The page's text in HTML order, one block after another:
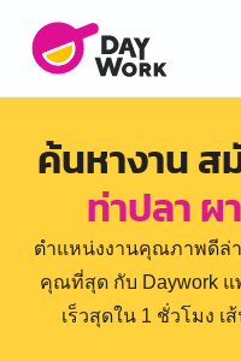
ค้นหางาน ส
ท่าปลา ผ
ตำแหน่งงานคุณภาพดีล่
คุณที่สุด กับ Daywork
เร็วสุดใน 1 ชั่วโมง